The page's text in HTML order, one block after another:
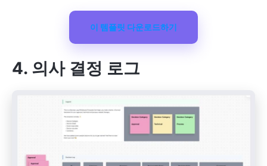
이 템플릿 다운로드하기
4. 의사 결정 로그